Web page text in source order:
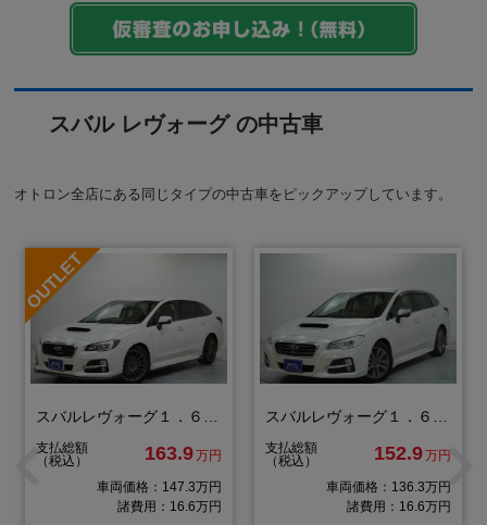
スバル レヴォーグ の中古車
オトロン全店にある同じタイプの中古車をピックアップしています。
スバルレヴォーグ１．６ＧＴ－Ｓ アイサイト
支払総額
（税込）
163.9万円
車両価格：147.3万円
諸費用：16.6万円
スバルレヴォーグ１．６ＧＴ アイサイト プラウドエディション
支払総額
（税込）
152.9万円
車両価格：136.3万円
諸費用：16.6万円